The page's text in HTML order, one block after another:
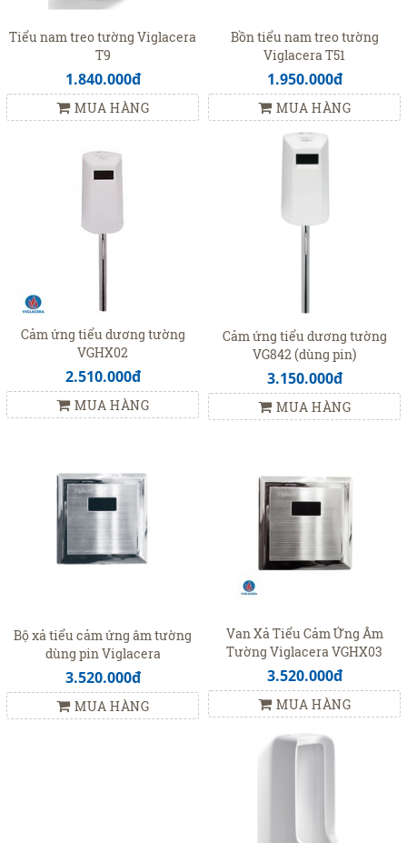
Tiểu nam treo tường Viglacera
T9
1.840.000đ
MUA HÀNG
Bồn tiểu nam treo tường
Viglacera T51
1.950.000đ
MUA HÀNG
Cảm ứng tiểu dương tường
VGHX02
2.510.000đ
MUA HÀNG
Cảm ứng tiểu dương tường
VG842 (dùng pin)
3.150.000đ
MUA HÀNG
Bộ xả tiểu cảm ứng âm tường
dùng pin Viglacera
VG843(VGHX03)
3.520.000đ
MUA HÀNG
Van Xả Tiểu Cảm Ứng Âm
Tường Viglacera VGHX03
(VG843)
3.520.000đ
MUA HÀNG